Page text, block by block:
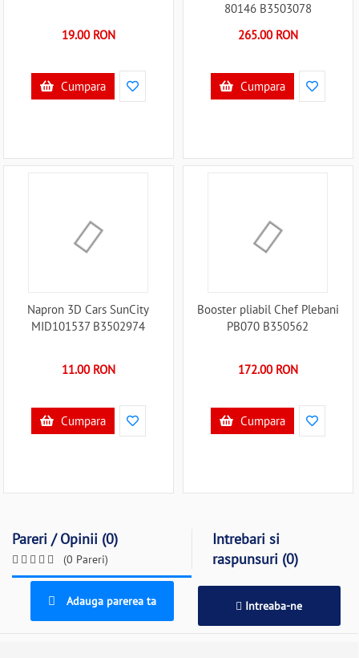
19.00 RON
Cumpara
80146 B3503078
265.00 RON
Cumpara
Napron 3D Cars SunCity
MID101537 B3502974
11.00 RON
Cumpara
Booster pliabil Chef Plebani
PB070 B350562
172.00 RON
Cumpara
Pareri / Opinii (0)
(0 Pareri)
Intrebari si
raspunsuri (0)
Adauga parerea ta Intreaba-ne